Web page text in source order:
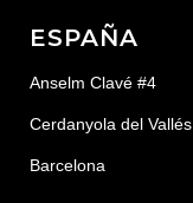
ESPAÑA
Anselm Clavé #4
Cerdanyola del Vallés
Barcelona